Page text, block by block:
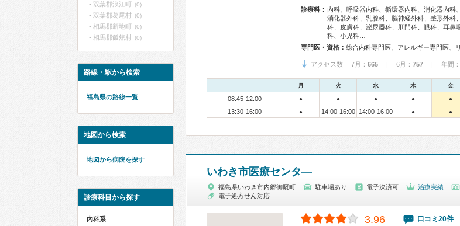
診療科： 内科、呼吸器内科、循環器内科、消化器内科
消化器外科、乳腺科、脳神経外科、整形外科
科、皮膚科、泌尿器科、肛門科、眼科、耳鼻
科、小児科…
専門医・資格：
アクセス数 7月： 665 | 6月： 757 | 年間：
月 火 水 木 金
08:45-12:00 ● ● ● ● ●
13:30-16:00 ● 14:00-16:00 14:00-16:00 ● ●
いわき市医療センタ―
福島県いわき市内郷御厩町 駐車場あり 電子決済可 治療実績
電子処方せん対応
3.96 口コミ20件
双葉郡浪江町 (0)
双葉郡葛尾村 (0)
相馬郡新地町 (0)
相馬郡飯舘村 (0)
路線・駅から検索
福島県の路線一覧
地図から検索
地図から病院を探す
診療科目から探す
内科系